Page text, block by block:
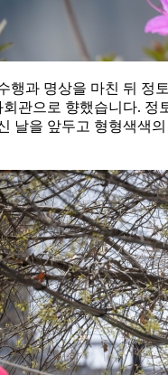
행과 명상을 마친 뒤 정
관으로 향했습니다. 정
날을 앞두고 형형색색